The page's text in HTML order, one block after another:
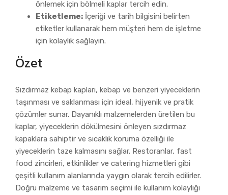
önlemek için bölmeli kaplar tercih edin.
Etiketleme: İçeriği ve tarih bilgisini belirten
etiketler kullanarak hem müşteri hem de işletme
için kolaylık sağlayın.
Özet
Sızdırmaz kebap kapları, kebap ve benzeri yiyeceklerin
taşınması ve saklanması için ideal, hijyenik ve pratik
çözümler sunar. Dayanıklı malzemelerden üretilen bu
kaplar, yiyeceklerin dökülmesini önleyen sızdırmaz
kapaklara sahiptir ve sıcaklık koruma özelliği ile
yiyeceklerin taze kalmasını sağlar. Restoranlar, fast
food zincirleri, etkinlikler ve catering hizmetleri gibi
çeşitli kullanım alanlarında yaygın olarak tercih edilirler.
Doğru malzeme ve tasarım seçimi ile kullanım kolaylığı